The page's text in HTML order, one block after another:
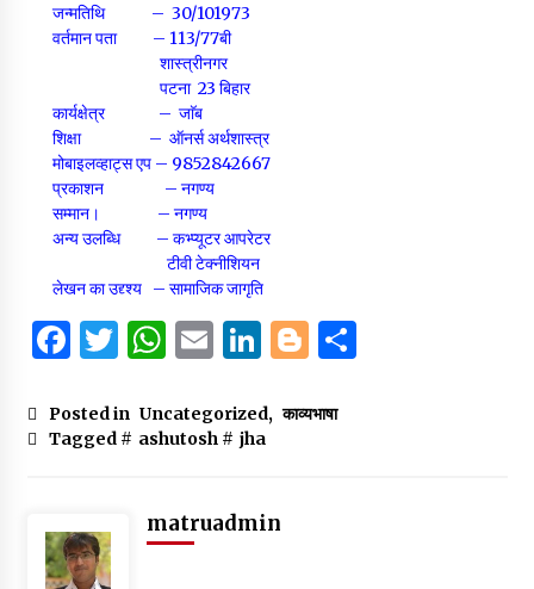
जन्मतिथि – 30/101973
वर्तमान पता – 113/77बी
शास्त्रीनगर
पटना 23 बिहार
कार्यक्षेत्र – जाॅब
शिक्षा – ऑनर्स अर्थशास्त्र
मोबाइलव्हाट्स एप – 9852842667
प्रकाशन – नगण्य
सम्मान। – नगण्य
अन्य उलब्धि – कभ्प्यूटर आपरेटर
टीवी टेक्नीशियन
लेखन का उद्द्श्य – सामाजिक जागृति
F
c
e
o
o
T
it
te
W
at
s
p
E
ai
l
Li
k
e
n
B
g
S
Posted in Uncategorized, काव्यभाषा
Tagged # ashutosh# jha
matruadmin